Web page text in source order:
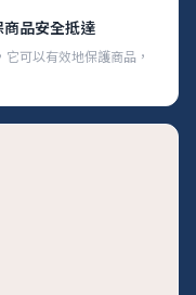
品安全抵達
可以有效地保護商品，